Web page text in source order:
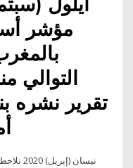
مؤشر
التوالي
تقرير نشره